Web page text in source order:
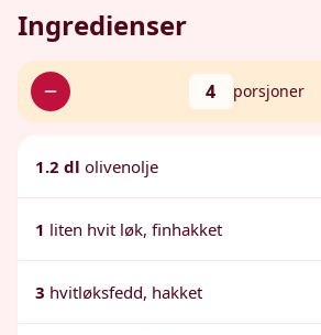
Ingredienser
4 porsjoner
1.2 dl olivenolje
1 liten hvit løk, finhakket
3 hvitløksfedd, hakket